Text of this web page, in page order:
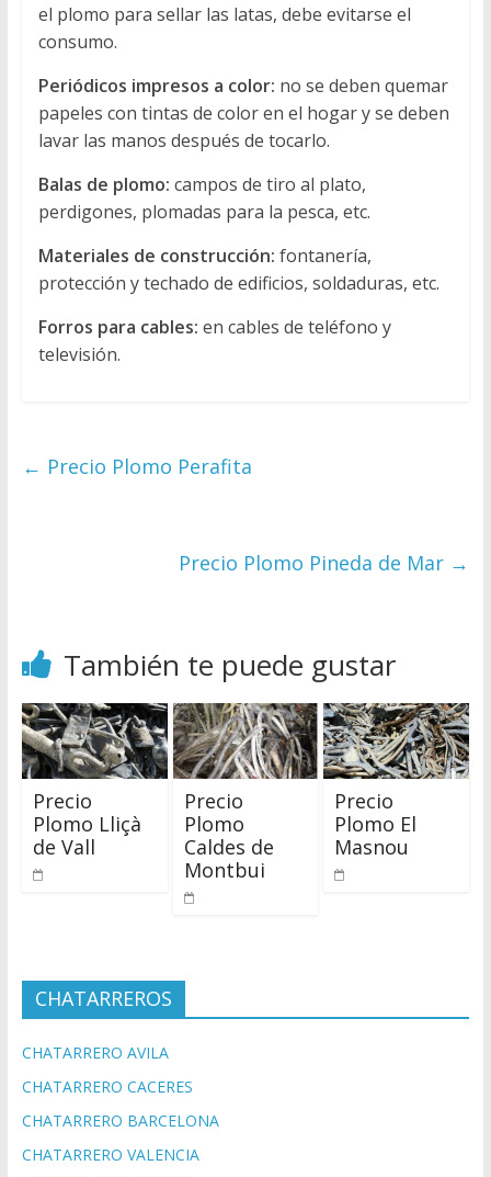
el plomo para sellar las latas, debe evitarse el
consumo.
Periódicos impresos a color: no se deben quemar
papeles con tintas de color en el hogar y se deben
lavar las manos después de tocarlo.
Balas de plomo: campos de tiro al plato,
perdigones, plomadas para la pesca, etc.
Materiales de construcción: fontanería,
protección y techado de edificios, soldaduras, etc.
Forros para cables: en cables de teléfono y
televisión.
← Precio Plomo Perafita
Precio Plomo Pineda de Mar →
También te puede gustar
Precio
Plomo Lliçà
de Vall
Precio
Plomo
Caldes de
Montbui
Precio
Plomo El
Masnou
CHATARREROS
CHATARRERO AVILA
CHATARRERO CACERES
CHATARRERO BARCELONA
CHATARRERO VALENCIA